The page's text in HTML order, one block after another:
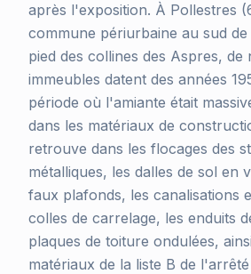
après l'exposition. À Pollestres
commune périurbaine au sud
pied des collines des Aspres, de
immeubles datent des années
période où l'amiante était
dans les matériaux de
retrouve dans les flocages des
métalliques, les dalles de sol en
faux plafonds, les canalisations
colles de carrelage, les enduits
plaques de toiture ondulées,
matériaux de la liste B de